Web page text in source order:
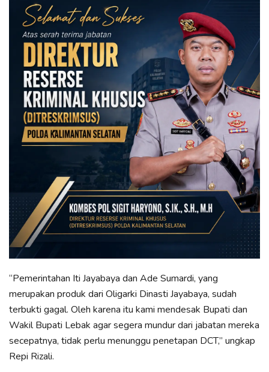
“Pemerintahan Iti Jayabaya dan Ade Sumardi, yang
merupakan produk dari Oligarki Dinasti Jayabaya, sudah
terbukti gagal. Oleh karena itu kami mendesak Bupati dan
Wakil Bupati Lebak agar segera mundur dari jabatan mereka
secepatnya, tidak perlu menunggu penetapan DCT,” ungkap
Repi Rizali.